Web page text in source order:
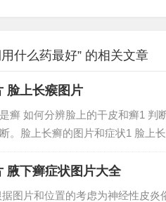
什么药最好” 的相关文章
脸上长瘊图片
癣 如何分辨脸上的干皮和癣1 判
。脸上长癣的图片和症状1 脸上
变白，有少数患者可能会出现轻
判断脸上长癣1...
腋下癣症状图片大全
图片和位置的考虑为神经性皮